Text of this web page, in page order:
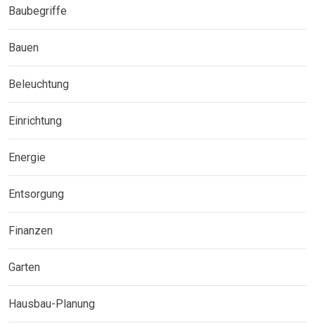
Baubegriffe
Bauen
Beleuchtung
Einrichtung
Energie
Entsorgung
Finanzen
Garten
Hausbau-Planung